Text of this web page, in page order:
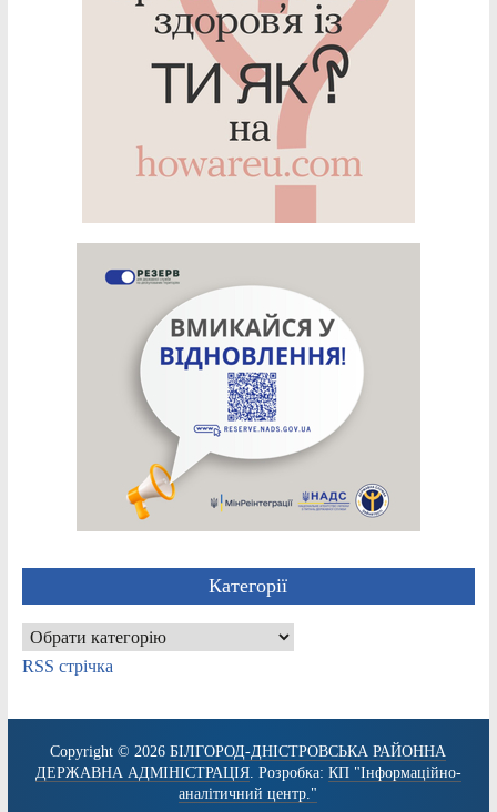
Категорії
Категорії
RSS стрічка
Copyright © 2026БІЛГОРОД-ДНІСТРОВСЬКА РАЙОННА
ДЕРЖАВНА АДМІНІСТРАЦІЯ. Розробка: КП "Інформаційно-
аналітичний центр."